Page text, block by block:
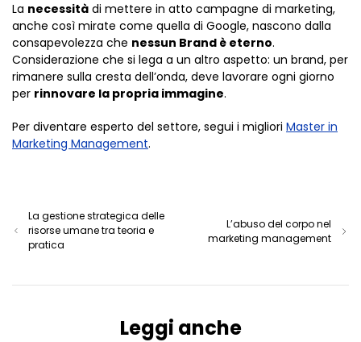
La necessità di mettere in atto campagne di marketing,
anche così mirate come quella di Google, nascono dalla
consapevolezza che nessun Brand è eterno.
Considerazione che si lega a un altro aspetto: un brand, per
rimanere sulla cresta dell’onda, deve lavorare ogni giorno
per rinnovare la propria immagine.
Per diventare esperto del settore, segui i migliori Master in
Marketing Management.
La gestione strategica delle
risorse umane tra teoria e
pratica
L’abuso del corpo nel
marketing management
Leggi anche